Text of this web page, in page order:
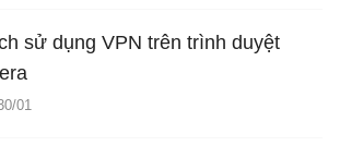
sử dụng VPN trên trình duyệt
01